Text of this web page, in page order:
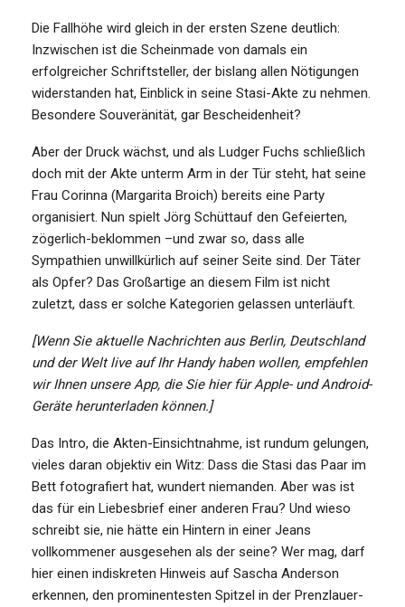
Die Fallhöhe wird gleich in der ersten Szene deutlich:
Inzwischen ist die Scheinmade von damals ein
erfolgreicher Schriftsteller, der bislang allen Nötigungen
widerstanden hat, Einblick in seine Stasi-Akte zu nehmen.
Besondere Souveränität, gar Bescheidenheit?
Aber der Druck wächst, und als Ludger Fuchs schließlich
doch mit der Akte unterm Arm in der Tür steht, hat seine
Frau Corinna (Margarita Broich) bereits eine Party
organisiert. Nun spielt Jörg Schüttauf den Gefeierten,
zögerlich-beklommen –und zwar so, dass alle
Sympathien unwillkürlich auf seiner Seite sind. Der Täter
als Opfer? Das Großartige an diesem Film ist nicht
zuletzt, dass er solche Kategorien gelassen unterläuft.
[Wenn Sie aktuelle Nachrichten aus Berlin, Deutschland
und der Welt live auf Ihr Handy haben wollen, empfehlen
wir Ihnen unsere App, die Sie hier für Apple- und Android-
Geräte herunterladen können.]
Das Intro, die Akten-Einsichtnahme, ist rundum gelungen,
vieles daran objektiv ein Witz: Dass die Stasi das Paar im
Bett fotografiert hat, wundert niemanden. Aber was ist
das für ein Liebesbrief einer anderen Frau? Und wieso
schreibt sie, nie hätte ein Hintern in einer Jeans
vollkommener ausgesehen als der seine? Wer mag, darf
hier einen indiskreten Hinweis auf Sascha Anderson
erkennen, den prominentesten Spitzel in der Prenzlauer-